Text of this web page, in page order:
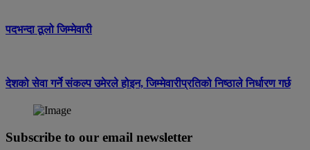
पदभन्दा ठूलो जिम्मेवारी
देशको सेवा गर्ने संकल्प उमेरले होइन, जिम्मेवारीप्रतिको निष्ठाले निर्धारण गर्छ
Subscribe to our email newsletter